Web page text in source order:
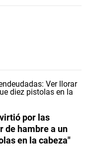
por las
de hambre a un
en la cabeza"